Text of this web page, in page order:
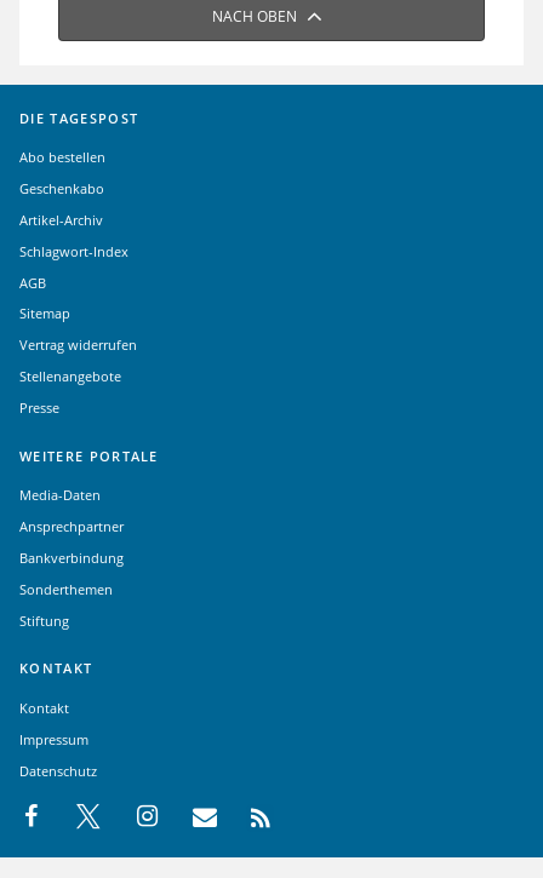
NACH OBEN
DIE TAGESPOST
Abo bestellen
Geschenkabo
Artikel-Archiv
Schlagwort-Index
AGB
Sitemap
Vertrag widerrufen
Stellenangebote
Presse
WEITERE PORTALE
Media-Daten
Ansprechpartner
Bankverbindung
Sonderthemen
Stiftung
KONTAKT
Kontakt
Impressum
Datenschutz